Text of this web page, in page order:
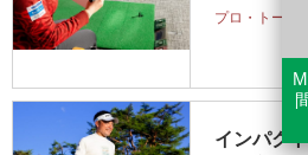
プロ・トーナ
インパク